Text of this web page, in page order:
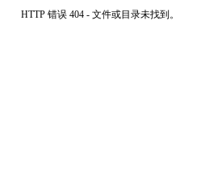
HTTP 错误 404 - 文件或目录未找到。